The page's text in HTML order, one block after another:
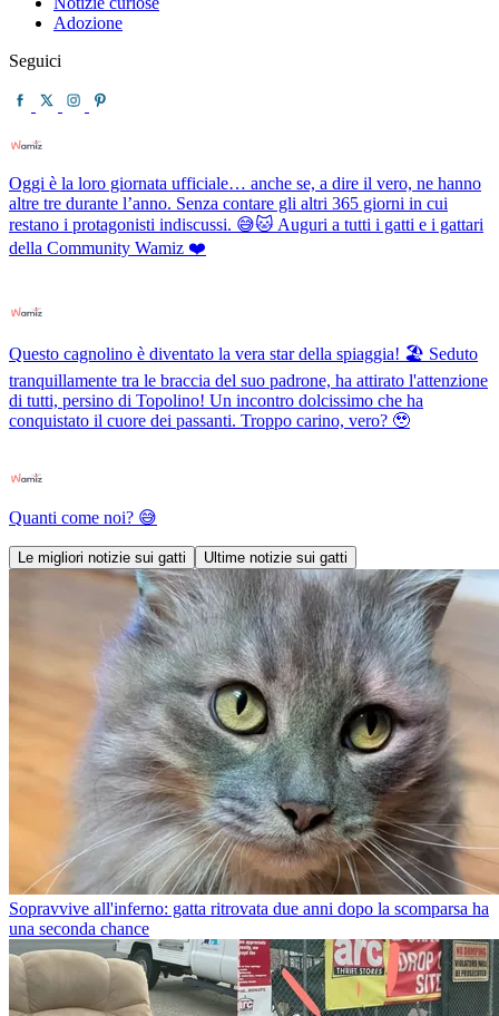
Adozione
Seguici
Oggi è la loro giornata ufficiale… anche se, a dire il vero, ne hanno
altre tre durante l’anno. Senza contare gli altri 365 giorni in cui
restano i protagonisti indiscussi. 😅🐱 Auguri a tutti i gatti e i gattari
della Community Wamiz ❤️
Questo cagnolino è diventato la vera star della spiaggia! 🏖️ Seduto
tranquillamente tra le braccia del suo padrone, ha attirato l'attenzione
di tutti, persino di Topolino! Un incontro dolcissimo che ha
conquistato il cuore dei passanti. Troppo carino, vero? 🥹
Quanti come noi? 😅
Le migliori notizie sui gatti Ultime notizie sui gatti
Sopravvive all'inferno: gatta ritrovata due anni dopo la scomparsa ha
una seconda chance